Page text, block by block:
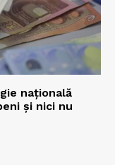
națională
și nici nu